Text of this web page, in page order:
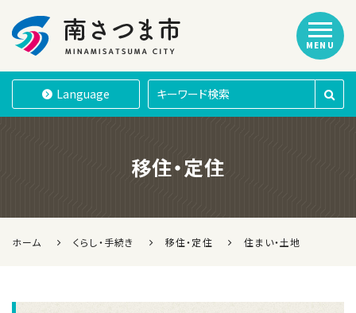
南さつま市
Language
MENU
移住・定住
ホーム くらし・手続き 移住・定住 住まい・土地